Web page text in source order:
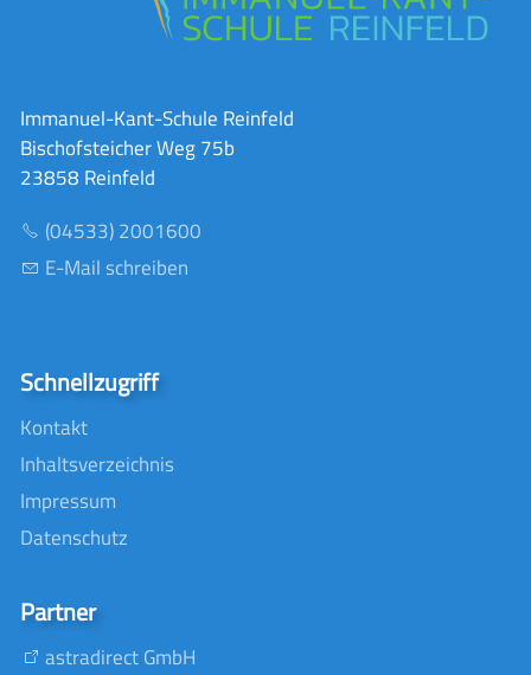
Immanuel-Kant-Schule Reinfeld
Bischofsteicher Weg 75b
23858 Reinfeld
(04533) 2001600
E-Mail schreiben
Schnellzugriff
Kontakt
Inhaltsverzeichnis
Impressum
Datenschutz
Partner
astradirect GmbH